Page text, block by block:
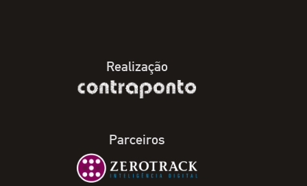
Realização
Parceiros